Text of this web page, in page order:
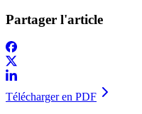
Partager l'article
Télécharger en PDF